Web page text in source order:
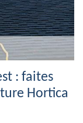
: faites
Hortica